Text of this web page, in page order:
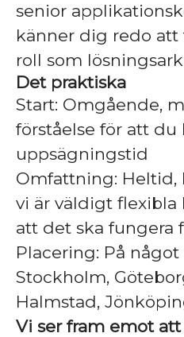
senior
känner dig redo
roll som
Det praktiska
Start: Omgående,
förståelse för att du
uppsägningstid
Omfattning: Heltid,
vi är väldigt flexibla
att det ska fungera
Placering: På något
Stockholm,
Halmstad,
Vi ser fram emot